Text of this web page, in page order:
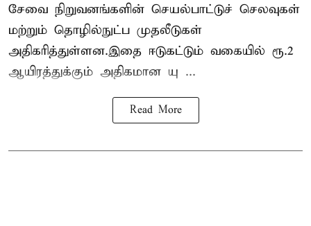
சேவை நிறுவனங்களின் செயல்பாட்டுச் செலவுகள்
மற்றும் தொழில்நுட்ப முதலீடுகள்
அதிகரித்துள்ளன.இதை ஈடுகட்டும் வகையில் ரூ.2
ஆயிரத்துக்கும் அதிகமான யு ...
Read More